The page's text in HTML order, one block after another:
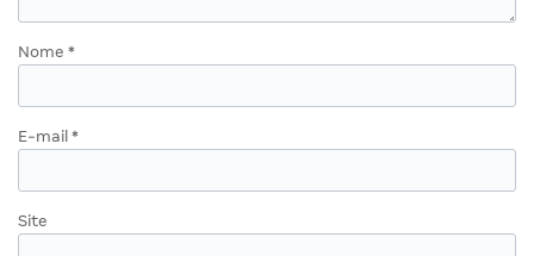
Nome *
E-mail *
Site